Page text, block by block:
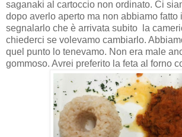
saganaki al cartoccio non ordinato. Ci
dopo averlo aperto ma non abbiamo fatto
segnalarlo che è arrivata subito
la
chiederci se volevamo cambiarlo.
quel punto lo tenevamo. Non era male
gommoso. Avrei preferito la feta al forno